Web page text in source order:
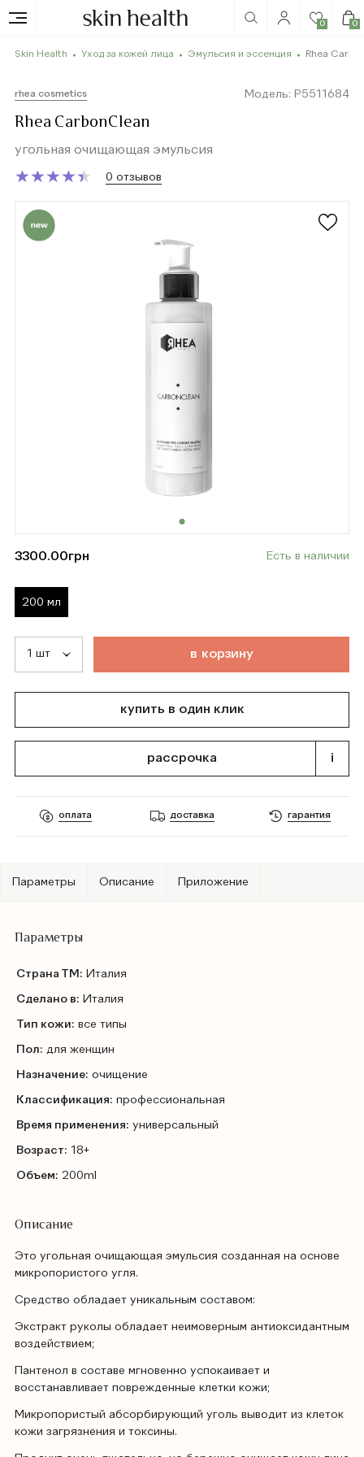
0 0
Skin Health Уход за кожей лица Эмульсия и эссенция Rhea
rhea cosmetics Модель: P5511684
Rhea CarbonClean
угольная очищающая эмульсия
★
★★
★★
★★
★★
★ 0 отзывов
3300.00грн Есть в наличии
200 мл
в корзину
купить в один клик
рассрочка i
оплата доставка гарантия
Параметры Описание Приложение
Параметры
Страна ТМ: Италия
Сделано в: Италия
Тип кожи: все типы
Пол: для женщин
Назначение: очищение
Классификация: профессиональная
Время применения: универсальный
Возраст: 18+
Объем: 200ml
Описание
Это угольная очищающая эмульсия созданная на основе
микропористого угля.
Средство обладает уникальным составом:
Экстракт руколы обладает неимоверным антиоксидантным
воздействием;
Пантенол в составе мгновенно успокаивает и
восстанавливает поврежденные клетки кожи;
Микропористый абсорбирующий уголь выводит из клеток
кожи загрязнения и токсины.